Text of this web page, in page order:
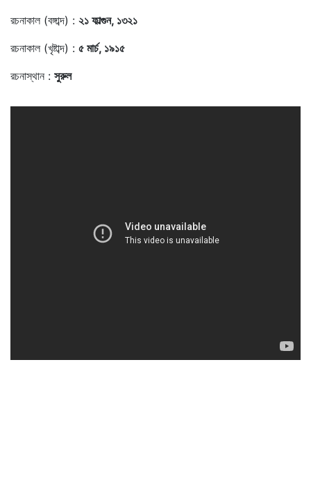
রচনাকাল (বঙ্গাব্দ) : ২১ ফাল্গুন, ১৩২১
রচনাকাল (খৃষ্টাব্দ) : ৫ মার্চ, ১৯১৫
রচনাস্থান : সুরুল